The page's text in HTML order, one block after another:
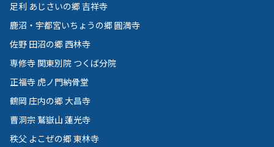
足利 あじさいの郷 吉祥寺
鹿沼・宇都宮いちょうの郷 圓満寺
佐野 田沼の郷 西林寺
専修寺 関東別院 つくば分院
正福寺 虎ノ門納骨堂
鶴岡 庄内の郷 大昌寺
曹洞宗 鷲嶽山 蓮光寺
秩父 よこぜの郷 東林寺